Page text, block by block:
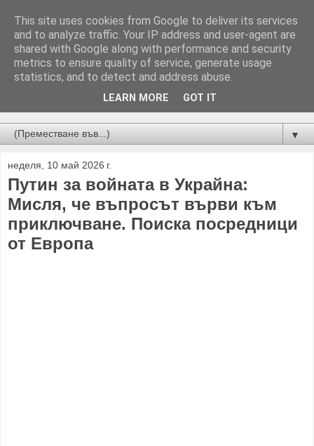
Новини от Бургас, страната и света!
▼
неделя, 10 май 2026 г.
Путин за войната в Украйна:
Мисля, че въпросът върви към
приключване. Поиска посредници
от Европа
This site uses cookies from Google to deliver its services
and to analyze traffic. Your IP address and user-agent are
shared with Google along with performance and security
metrics to ensure quality of service, generate usage
statistics, and to detect and address abuse.
LEARN MORE GOT IT